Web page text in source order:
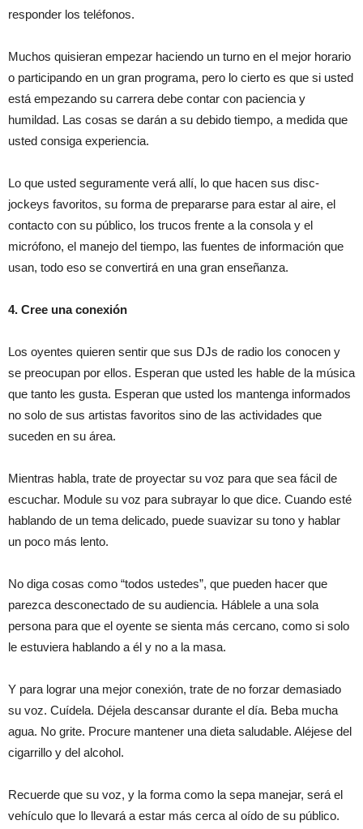
responder los teléfonos.
Muchos quisieran empezar haciendo un turno en el mejor horario
o participando en un gran programa, pero lo cierto es que si usted
está empezando su carrera debe contar con paciencia y
humildad. Las cosas se darán a su debido tiempo, a medida que
usted consiga experiencia.
Lo que usted seguramente verá allí, lo que hacen sus disc-
jockeys favoritos, su forma de prepararse para estar al aire, el
contacto con su público, los trucos frente a la consola y el
micrófono, el manejo del tiempo, las fuentes de información que
usan, todo eso se convertirá en una gran enseñanza.
4. Cree una conexión
Los oyentes quieren sentir que sus DJs de radio los conocen y
se preocupan por ellos. Esperan que usted les hable de la música
que tanto les gusta. Esperan que usted los mantenga informados
no solo de sus artistas favoritos sino de las actividades que
suceden en su área.
Mientras habla, trate de proyectar su voz para que sea fácil de
escuchar. Module su voz para subrayar lo que dice. Cuando esté
hablando de un tema delicado, puede suavizar su tono y hablar
un poco más lento.
No diga cosas como “todos ustedes”, que pueden hacer que
parezca desconectado de su audiencia. Háblele a una sola
persona para que el oyente se sienta más cercano, como si solo
le estuviera hablando a él y no a la masa.
Y para lograr una mejor conexión, trate de no forzar demasiado
su voz. Cuídela. Déjela descansar durante el día. Beba mucha
agua. No grite. Procure mantener una dieta saludable. Aléjese del
cigarrillo y del alcohol.
Recuerde que su voz, y la forma como la sepa manejar, será el
vehículo que lo llevará a estar más cerca al oído de su público.